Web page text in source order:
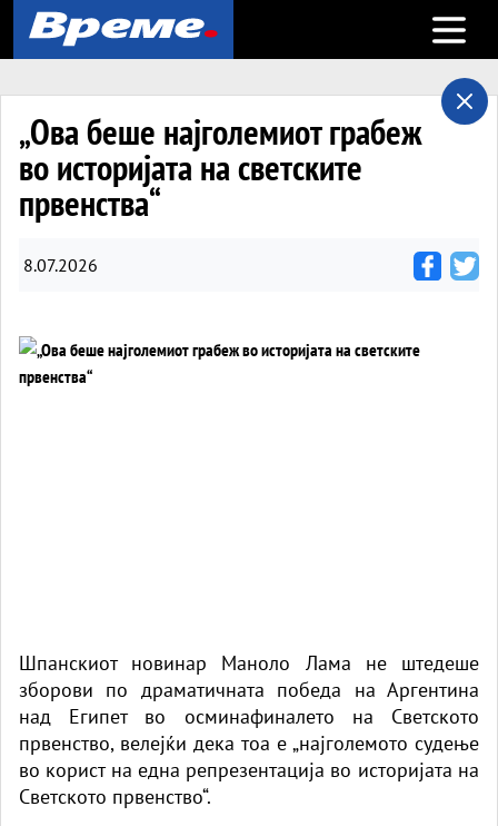
Open
„Ова беше најголемиот грабеж
во историјата на светските
првенства“
8.07.2026
Шпанскиот новинар Маноло Лама не штедеше
зборови по драматичната победа на Аргентина
над Египет во осминафиналето на Светското
првенство, велејќи дека тоа е „најголемото судење
во корист на една репрезентација во историјата на
Светското првенство“.